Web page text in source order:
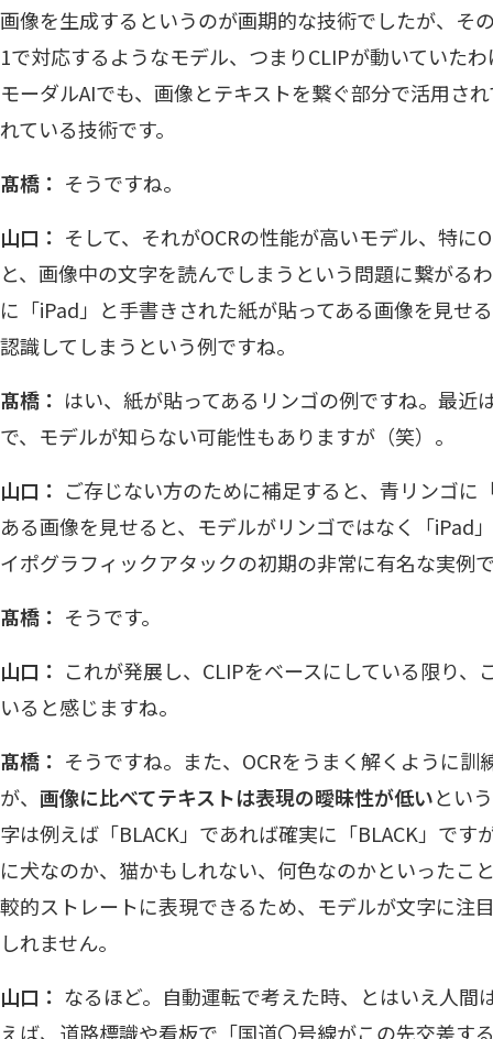
画像を生成するというのが画期的な技術でしたが、そ
1で対応するようなモデル、つまりCLIPが動いていた
モーダルAIでも、画像とテキストを繋ぐ部分で活用さ
れている技術です。
髙橋： そうですね。
山口： そして、それがOCRの性能が高いモデル、特に
と、画像中の文字を読んでしまうという問題に繋がる
に「iPad」と手書きされた紙が貼ってある画像を見せ
認識してしまうという例ですね。
髙橋： はい、紙が貼ってあるリンゴの例ですね。最近
で、モデルが知らない可能性もありますが（笑）。
山口： ご存じない方のために補足すると、青リンゴに
ある画像を見せると、モデルがリンゴではなく「iPad
イポグラフィックアタックの初期の非常に有名な実例
髙橋： そうです。
山口： これが発展し、CLIPをベースにしている限り、
いると感じますね。
髙橋： そうですね。また、OCRをうまく解くように訓
が、 画像に比べてテキストは表現の曖昧性が低いとい
字は例えば「BLACK」であれば確実に「BLACK」です
に犬なのか、猫かもしれない、何色なのかといったこ
較的ストレートに表現できるため、モデルが文字に注
しれません。
山口： なるほど。自動運転で考えた時、とはいえ人間
えば、道路標識や看板で「国道〇号線がこの先交差す